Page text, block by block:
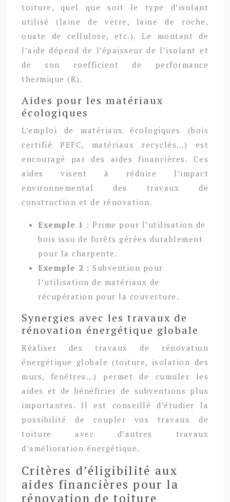
toiture, quel que soit le type d’isolant
utilisé (laine de verre, laine de roche,
ouate de cellulose, etc.). Le montant de
l’aide dépend de l’épaisseur de l’isolant et
de son coefficient de performance
thermique (R).
Aides pour les matériaux
écologiques
L’emploi de matériaux écologiques (bois
certifié PEFC, matériaux recyclés…) est
encouragé par des aides financières. Ces
aides visent à réduire l’impact
environnemental des travaux de
construction et de rénovation.
Exemple 1 : Prime pour l’utilisation de
bois issu de forêts gérées durablement
pour la charpente.
Exemple 2 : Subvention pour
l’utilisation de matériaux de
récupération pour la couverture.
Synergies avec les travaux de
rénovation énergétique globale
Réaliser des travaux de rénovation
énergétique globale (toiture, isolation des
murs, fenêtres…) permet de cumuler les
aides et de bénéficier de subventions plus
importantes. Il est conseillé d’étudier la
possibilité de coupler vos travaux de
toiture avec d’autres travaux
d’amélioration énergétique.
Critères d’éligibilité aux
aides financières pour la
rénovation de toiture